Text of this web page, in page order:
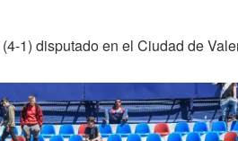
(4-1) disputado en el Ciudad de